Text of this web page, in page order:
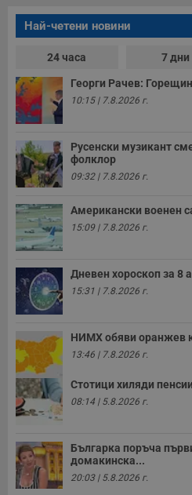
Най-четени новини
24 часа 7 дни
Георги Рачев:
10:15 | 7.8.2026 г.
Русенски музикант
фолклор
09:32 | 7.8.2026 г.
Американски военен
15:09 | 7.8.2026 г.
Дневен хороскоп за 8
15:31 | 7.8.2026 г.
НИМХ обяви оранжев
13:46 | 7.8.2026 г.
Стотици хиляди
08:14 | 5.8.2026 г.
Българка поръча
домакинска...
20:03 | 5.8.2026 г.